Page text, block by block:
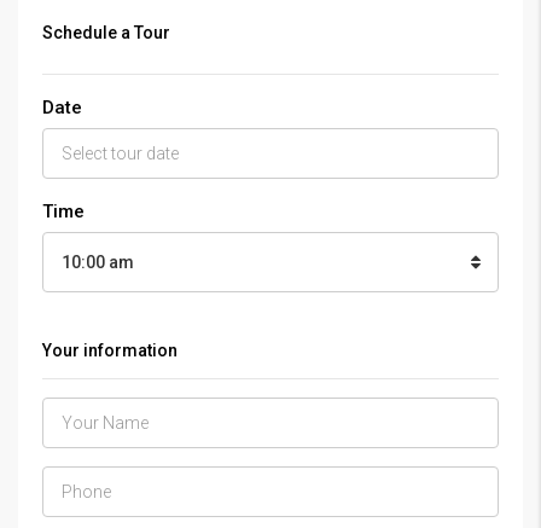
Schedule a Tour
Date
Time
10:00 am
Your information